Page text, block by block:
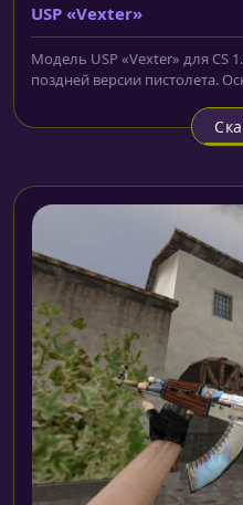
USP «Vexter»
Модель USP «Vexter» для CS
поздней версии пистолета.